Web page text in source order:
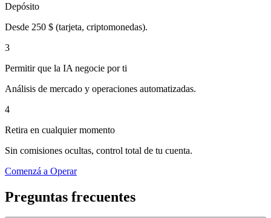
Depósito
Desde 250 $ (tarjeta, criptomonedas).
3
Permitir que la IA negocie por ti
Análisis de mercado y operaciones automatizadas.
4
Retira en cualquier momento
Sin comisiones ocultas, control total de tu cuenta.
Comenzá a Operar
Preguntas frecuentes